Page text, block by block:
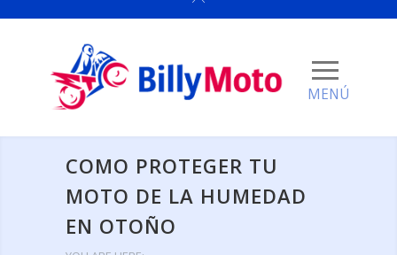
COMO PROTEGER TU
MOTO DE LA HUMEDAD
EN OTOÑO